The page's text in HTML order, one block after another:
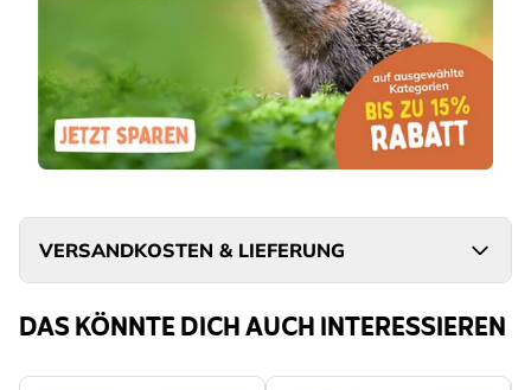
VERSANDKOSTEN & LIEFERUNG
DAS KÖNNTE DICH AUCH INTERESSIEREN